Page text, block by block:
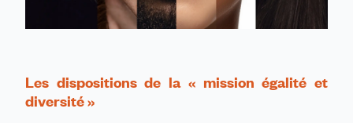
Les dispositions de la « mission égalité et
diversité »